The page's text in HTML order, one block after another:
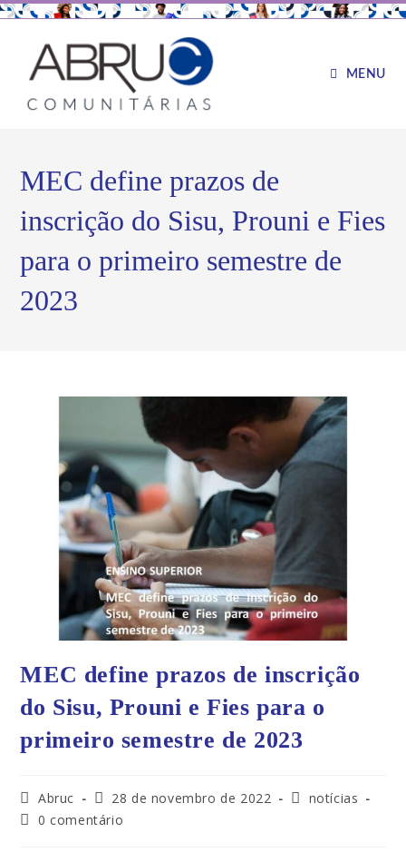
MENU
MEC define prazos de
inscrição do Sisu, Prouni e Fies
para o primeiro semestre de
2023
MEC define prazos de inscrição
do Sisu, Prouni e Fies para o
primeiro semestre de 2023
Abruc 28 de novembro de 2022
notícias
0 comentário